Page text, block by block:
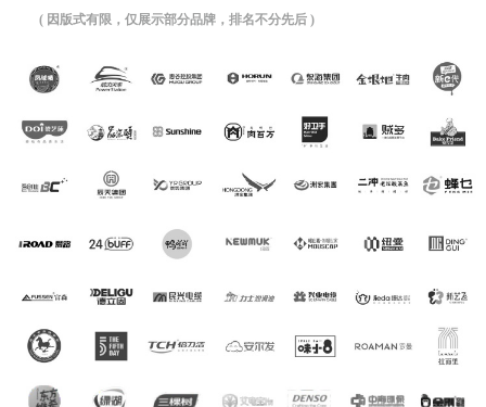
( 因版式有限，仅展示部分品牌，排名不分先后 )